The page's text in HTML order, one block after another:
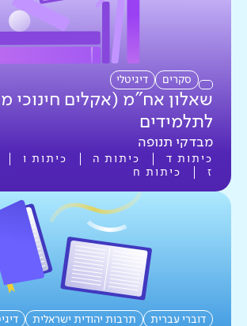
סקרים דיגיטלי
שאלון אח"מ (אקלים חינוכי
לתלמידים
מבדקי תנופה
כיתות ד כיתות ה כיתות ו
ז
כיתות ח
דוברי עברית תרבות יהודית ישראלית